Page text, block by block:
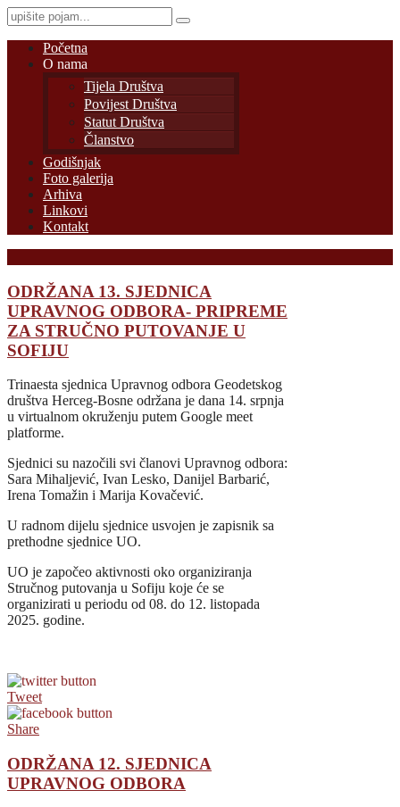
Početna
O nama
Tijela Društva
Povijest Društva
Statut Društva
Članstvo
Godišnjak
Foto galerija
Arhiva
Linkovi
Kontakt
ODRŽANA 13. SJEDNICA
UPRAVNOG ODBORA- PRIPREME
ZA STRUČNO PUTOVANJE U
SOFIJU
Trinaesta sjednica Upravnog odbora Geodetskog
društva Herceg-Bosne održana je dana 14. srpnja
u virtualnom okruženju putem Google meet
platforme.
Sjednici su nazočili svi članovi Upravnog odbora:
Sara Mihaljević, Ivan Lesko, Danijel Barbarić,
Irena Tomažin i Marija Kovačević.
U radnom dijelu sjednice usvojen je zapisnik sa
prethodne sjednice UO.
UO je započeo aktivnosti oko organiziranja
Stručnog putovanja u Sofiju koje će se
organizirati u periodu od 08. do 12. listopada
2025. godine.
Tweet
Share
ODRŽANA 12. SJEDNICA
UPRAVNOG ODBORA